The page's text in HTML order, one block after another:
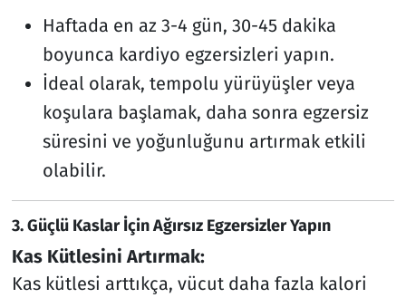
Haftada en az 3-4 gün, 30-45 dakika
boyunca kardiyo egzersizleri yapın.
İdeal olarak, tempolu yürüyüşler veya
koşulara başlamak, daha sonra egzersiz
süresini ve yoğunluğunu artırmak etkili
olabilir.
3.Güçlü Kaslar İçin Ağırsız Egzersizler Yapın
Kas Kütlesini Artırmak:
Kas kütlesi arttıkça, vücut daha fazla kalori